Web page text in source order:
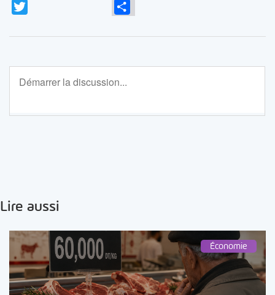
Lire aussi
Économie